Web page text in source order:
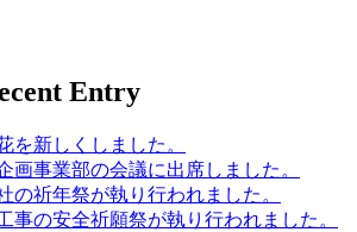
Entry
を新しくしました。
画事業部の会議に出席しました。
の祈年祭が執り行われました。
事の安全祈願祭が執り行われました。